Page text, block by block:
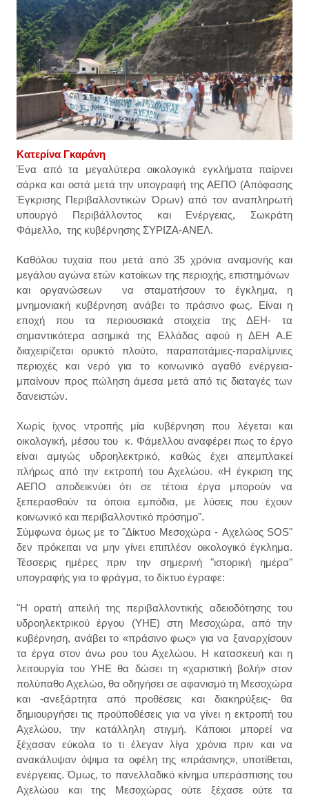
Κατερίνα Γκαράνη
Ένα από τα μεγαλύτερα οικολογικά εγκλήματα παίρνει
σάρκα και οστά μετά την υπογραφή της ΑΕΠΟ (Απόφασης
Έγκρισης Περιβαλλοντικών Όρων) από τον αναπληρωτή
υπουργό Περιβάλλοντος και Ενέργειας, Σωκράτη
Φάμελλο, της κυβέρνησης ΣΥΡΙΖΑ-ΑΝΕΛ.
Καθόλου τυχαία που μετά από 35 χρόνια αναμονής και
μεγάλου αγώνα ετών κατοίκων της περιοχής, επιστημόνων
και οργανώσεων να σταματήσουν το έγκλημα, η
μνημονιακή κυβέρνηση ανάβει το πράσινο φως. Είναι η
εποχή που τα περιουσιακά στοιχεία της ΔΕΗ- τα
σημαντικότερα ασημικά της Ελλάδας αφού η ΔΕΗ Α.Ε
διαχειρίζεται ορυκτό πλούτο, παραποτάμιες-παραλίμνιες
περιοχές και νερό για το κοινωνικό αγαθό ενέργεια-
μπαίνουν προς πώληση άμεσα μετά από τις διαταγές των
δανειστών.
Χωρίς ίχνος ντροπής μία κυβέρνηση που λέγεται και
οικολογική, μέσου του κ. Φάμελλου αναφέρει πως το έργο
είναι αμιγώς υδροηλεκτρικό, καθώς έχει απεμπλακεί
πλήρως από την εκτροπή του Αχελώου. «Η έγκριση της
ΑΕΠΟ αποδεικνύει ότι σε τέτοια έργα μπορούν να
ξεπερασθούν τα όποια εμπόδια, με λύσεις που έχουν
κοινωνικό και περιβαλλοντικό πρόσημο".
Σύμφωνα όμως με το "Δίκτυο Μεσοχώρα - Aχελώος SOS"
δεν πρόκειται να μην γίνει επιπλέον οικολογικό έγκλημα.
Τέσσερις ημέρες πριν την σημερινή "ιστορική ημέρα"
υπογραφής για το φράγμα, το δίκτυο έγραφε:
"Η ορατή απειλή της περιβαλλοντικής αδειοδότησης του
υδροηλεκτρικού έργου (ΥΗΕ) στη Μεσοχώρα, από την
κυβέρνηση, ανάβει το «πράσινο φως» για να ξαναρχίσουν
τα έργα στον άνω ρου του Αχελώου. Η κατασκευή και η
λειτουργία του ΥΗΕ θα δώσει τη «χαριστική βολή» στον
πολύπαθο Αχελώο, θα οδηγήσει σε αφανισμό τη Μεσοχώρα
και -ανεξάρτητα από προθέσεις και διακηρύξεις- θα
δημιουργήσει τις προϋποθέσεις για να γίνει η εκτροπή του
Αχελώου, την κατάλληλη στιγμή. Κάποιοι μπορεί να
ξέχασαν εύκολα το τι έλεγαν λίγα χρόνια πριν και να
ανακάλυψαν όψιμα τα οφέλη της «πράσινης», υποτίθεται,
ενέργειας. Όμως, το πανελλαδικό κίνημα υπεράσπισης του
Αχελώου και της Μεσοχώρας ούτε ξέχασε ούτε τα